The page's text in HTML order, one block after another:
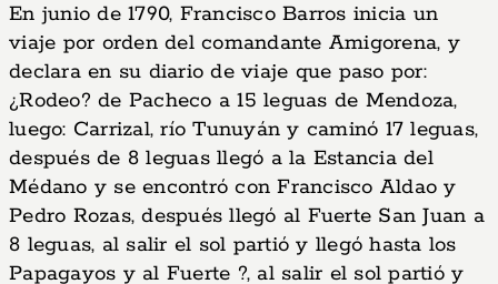
En junio de 1790, Francisco Barros inicia un
viaje por orden del comandante Amigorena, y
declara en su diario de viaje que paso por:
¿Rodeo? de Pacheco a 15 leguas de Mendoza,
luego: Carrizal, río Tunuyán y caminó 17 leguas,
después de 8 leguas llegó a la Estancia del
Médano y se encontró con Francisco Aldao y
Pedro Rozas, después llegó al Fuerte San Juan a
8 leguas, al salir el sol partió y llegó hasta los
Papagayos y al Fuerte ?, al salir el sol partió y